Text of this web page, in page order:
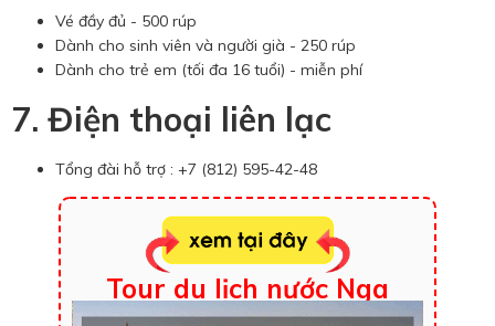
Vé đầy đủ - 500 rúp
Dành cho sinh viên và người già - 250 rúp
Dành cho trẻ em (tối đa 16 tuổi) - miễn phí
7. Điện thoại liên lạc
Tổng đài hỗ trợ : +7 (812) 595-42-48
Tour du lịch nước Nga